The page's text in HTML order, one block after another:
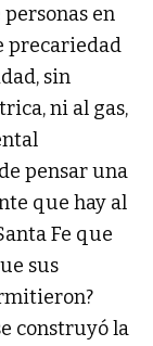
en
precariedad
sin
ni al gas,
pensar una
que hay al
Fe que
sus
construyó la